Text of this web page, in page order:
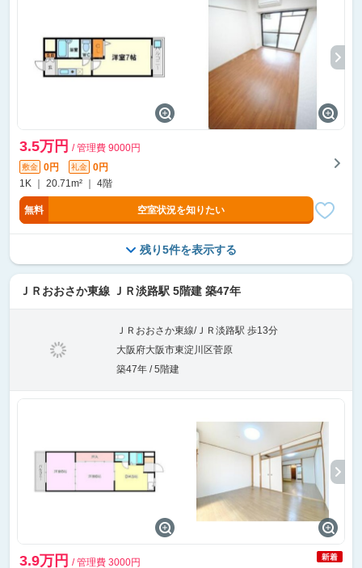
3.5万円 / 管理費 9000円
敷金 0円 礼金
0円
1K ｜ 20.71m² ｜ 4階
無料 空室状況を知りたい
残り5件を表示する
ＪＲおおさか東線 ＪＲ淡路駅 5階建 築47年
ＪＲおおさか東線/ＪＲ淡路駅 歩13分
大阪府大阪市東淀川区菅原
築47年 / 5階建
3.9万円 / 管理費 3000円